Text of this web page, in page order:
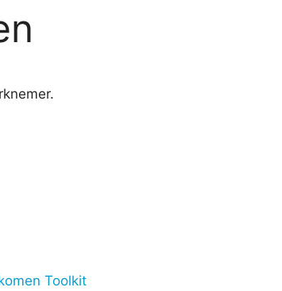
Toolkit